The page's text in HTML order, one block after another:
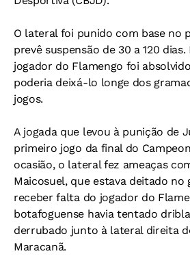
O lateral foi punido com base no
prevê suspensão de 30 a 120 dias.
jogador do Flamengo foi
poderia deixá-lo longe dos
jogos.
A jogada que levou à punição de
primeiro jogo da final do
ocasião, o lateral fez ameaças
Maicosuel, que estava deitado no
receber falta do jogador do
botafoguense havia tentado
derrubado junto à lateral direita
Maracanã.